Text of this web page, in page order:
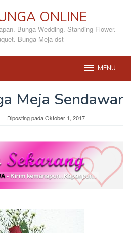
ONLINE
Bunga Wedding. Standing Flower.
Bunga Meja dst
MENU
Meja Sendawar
Diposting padaOktober 1, 2017